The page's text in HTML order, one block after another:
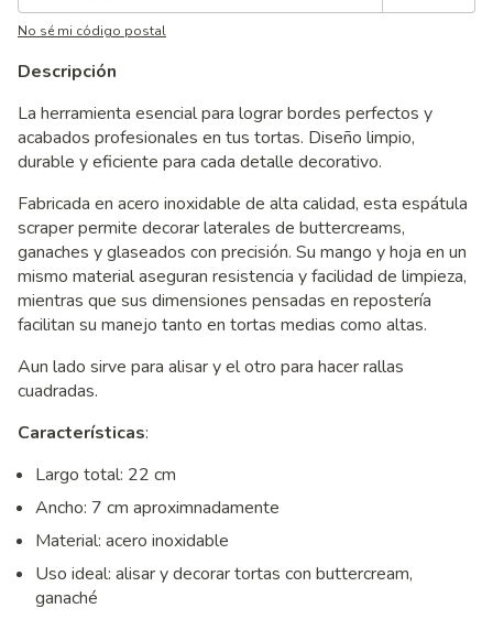
No sé mi código postal
Descripción
La herramienta esencial para lograr bordes perfectos y
acabados profesionales en tus tortas. Diseño limpio,
durable y eficiente para cada detalle decorativo.
Fabricada en acero inoxidable de alta calidad, esta espátula
scraper permite decorar laterales de buttercreams,
ganaches y glaseados con precisión. Su mango y hoja en un
mismo material aseguran resistencia y facilidad de limpieza,
mientras que sus dimensiones pensadas en repostería
facilitan su manejo tanto en tortas medias como altas.
Aun lado sirve para alisar y el otro para hacer rallas
cuadradas.
Características:
Largo total: 22 cm
Ancho: 7 cm aproximnadamente
Material: acero inoxidable
Uso ideal: alisar y decorar tortas con buttercream,
ganaché